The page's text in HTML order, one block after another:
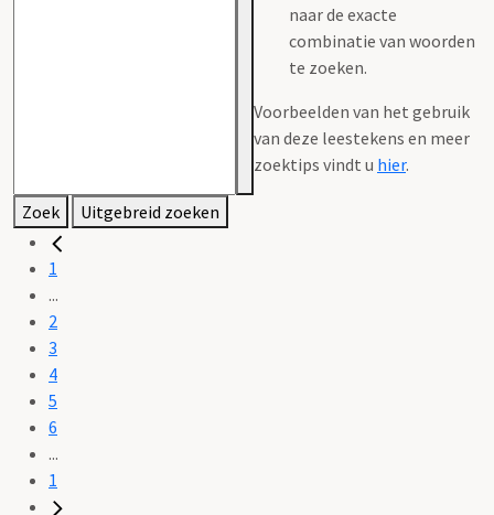
naar de exacte
combinatie van woorden
te zoeken.
Voorbeelden van het gebruik
van deze leestekens en meer
zoektips vindt u hier.
Zoek Uitgebreid zoeken
1
...
2
3
4
5
6
...
1